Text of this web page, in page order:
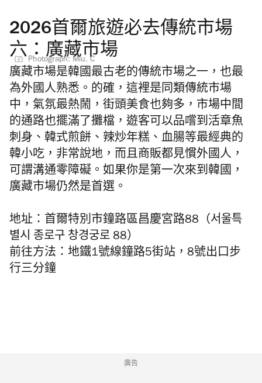
2026首爾旅遊必去傳統市場
六：廣藏市場
Photograph: Miu. C
廣藏市場是韓國最古老的傳統市場之一，也最
為外國人熟悉。的確，這裡是同類傳統市場
中，氣氛最熱鬧，街頭美食也夠多，市場中間
的通路也擺滿了攤檔，遊客可以品嚐到活章魚
刺身、韓式煎餅、辣炒年糕、血腸等最經典的
韓小吃，非常說地，而且商販都見慣外國人，
可謂溝通零障礙。如果你是第一次來到韓國，
廣藏市場仍然是首選。
地址：首爾特別市鐘路區昌慶宮路88（서울특
별시 종로구 창경궁로 88）
前往方法：地鐵1號線鐘路5街站，8號出口步
行三分鐘
廣告